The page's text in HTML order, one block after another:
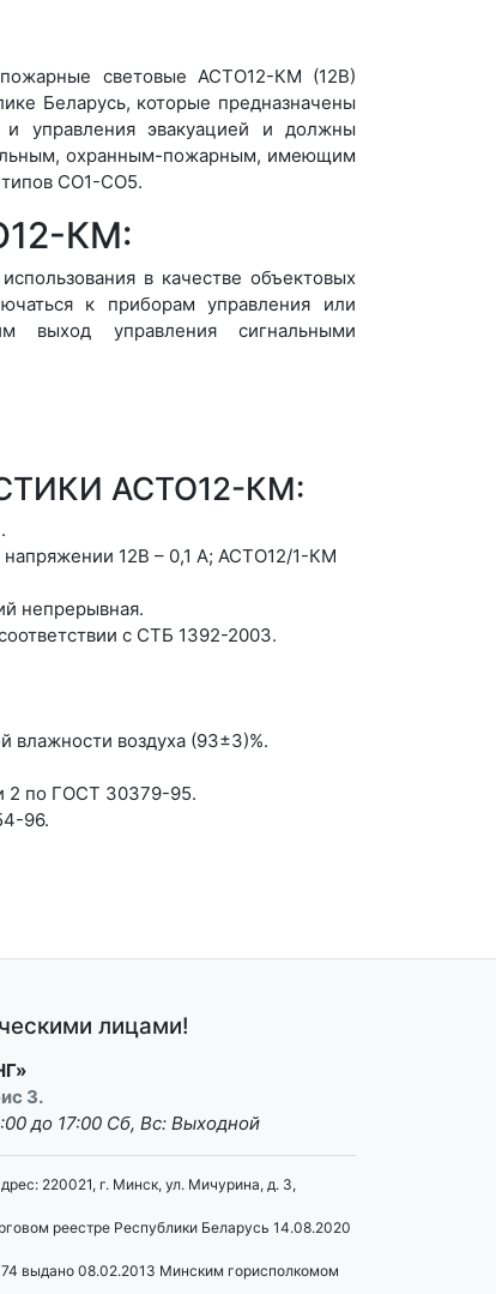
световые АСТО12-КМ (12В)
Беларусь, которые предназначены
и управления эвакуацией и должны
охранным-пожарным, имеющим
типов СО1-СО5.
КМ:
в качестве объектовых
к приборам управления или
выход управления сигнальными
АСТО12-КМ:
12В – 0,1 А; АСТО12/1-КМ
непрерывная.
с СТБ 1392-2003.
влажности воздуха (93±3)%.
2 по ГОСТ 30379-95.
96.
лицами!
3.
до 17:00 Сб, Вс: Выходной
220021, г. Минск, ул. Мичурина, д. 3,
реестре Республики Беларусь 14.08.2020
выдано 08.02.2013 Минским горисполкомом